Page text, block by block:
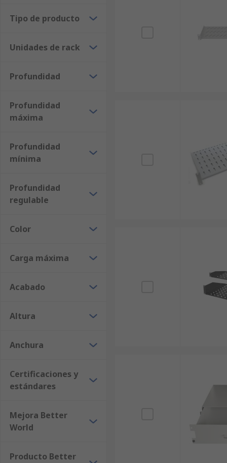
Elige entre más de 140 opciones de estantes y
recíbelo en los próximos días!
Tipo de producto
Unidades de rack
Profundidad
Profundidad
máxima
Profundidad
mínima
Profundidad
regulable
Color
Carga máxima
Acabado
Altura
Anchura
Certificaciones y
estándares
Mejora Better
World
Producto Better